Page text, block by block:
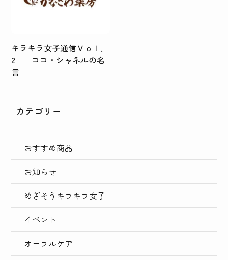
キラキラ女子通信Ｖｏｌ．
2 ココ・シャネルの名
言
カテゴリー
おすすめ商品
お知らせ
めざそうキラキラ女子
イベント
オーラルケア